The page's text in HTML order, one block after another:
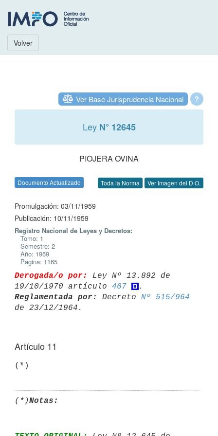
Volver
?
Ver Base Jurisprudencia Nacional
Ley N° 12645
PIOJERA OVINA
Documento Actualizado Toda la Norma Ver Imagen del D.O.
Promulgación: 03/11/1959
Publicación: 10/11/1959
Registro Nacional de Leyes y Decretos:
Tomo: 1
Semestre: 2
Año: 1959
Página: 1165
Derogada/o por:
Ley Nº 13.892 de
19/10/1970 artículo 467
Reglamentada por:
Decreto Nº 515/964
Artículo 11
(*)
(*)Notas: